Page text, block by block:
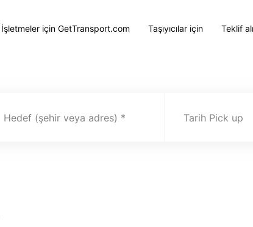
İşletmeler için GetTransport.com Taşıyıcılar için Teklif
Hedef (şehir veya adres) Tarih Pick up